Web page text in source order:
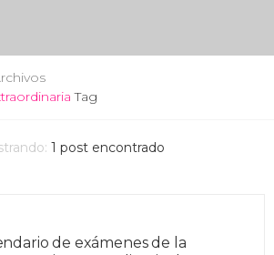
Tag
1 post encontrado
de exámenes de la